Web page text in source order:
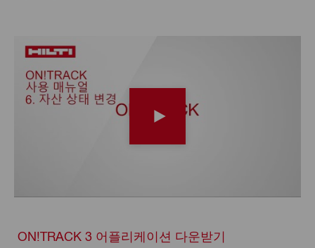
ON!TRACK 3 어플리케이션 다운받기